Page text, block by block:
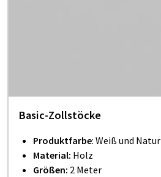
Basic-Zollstöcke
Produktfarbe: Weiß und Natur
Material: Holz
Größen: 2 Meter